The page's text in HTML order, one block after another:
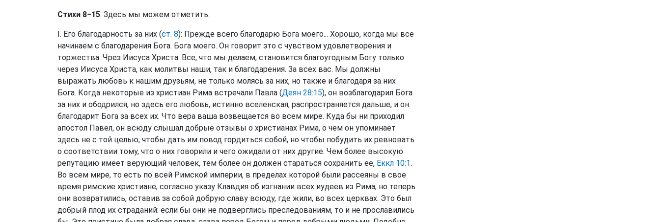
Стихи 8−15. Здесь мы можем отметить:
I. Его благодарность за них (ст. 8): Прежде всего благодарю Бога моего... Хорошо, когда мы все
начинаем с благодарения Бога. Бога моего. Он говорит это с чувством удовлетворения и
торжества. Чрез Иисуса Христа. Все, что мы делаем, становится благоугодным Богу только
через Иисуса Христа, как молитвы наши, так и благодарения. За всех вас. Мы должны
выражать любовь к нашим друзьям, не только молясь за них, но также и благодаря за них
Бога. Когда некоторые из христиан Рима встречали Павла (Деян 28:15), он возблагодарил Бога
за них и ободрился, но здесь его любовь, истинно вселенская, распространяется дальше, и он
благодарит Бога за всех их. Что вера ваша возвещается во всем мире. Куда бы ни приходил
апостол Павел, он всюду слышал добрые отзывы о христианах Рима, о чем он упоминает
здесь не с той целью, чтобы дать им повод гордиться собой, но чтобы побудить их ревновать
о соответствии тому, что о них говорили и чего ожидали от них другие. Чем более высокую
репутацию имеет верующий человек, тем более он должен стараться сохранить ее, Еккл 10:1.
Во всем мире, то есть по всей Римской империи, в пределах которой были рассеяны в свое
время римские христиане, согласно указу Клавдия об изгнании всех иудеев из Рима; но теперь
они возвратились, оставив за собой добрую славу всюду, где жили, во всех церквах. Это был
добрый плод их страданий: если бы они не подверглись преследованиям, то и не прославились